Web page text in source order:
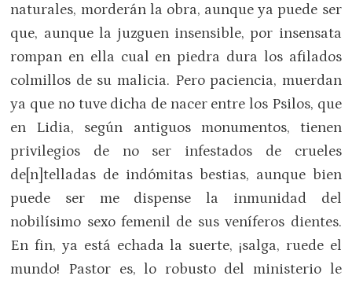
naturales, morderán la obra, aunque ya puede ser
que, aunque la juzguen insensible, por insensata
rompan en ella cual en piedra dura los afilados
colmillos de su malicia. Pero paciencia, muerdan
ya que no tuve dicha de nacer entre los Psilos, que
en Lidia, según antiguos monumentos, tienen
privilegios de no ser infestados de crueles
de[n]telladas de indómitas bestias, aunque bien
puede ser me dispense la inmunidad del
nobilísimo sexo femenil de sus veníferos dientes.
En fin, ya está echada la suerte, ¡salga, ruede el
mundo! Pastor es, lo robusto del ministerio le